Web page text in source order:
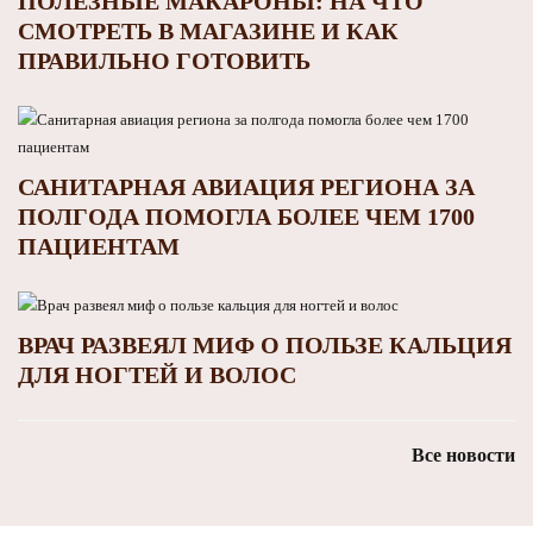
СМОТРЕТЬ В МАГАЗИНЕ И КАК
ПРАВИЛЬНО ГОТОВИТЬ
САНИТАРНАЯ АВИАЦИЯ РЕГИОНА ЗА
ПОЛГОДА ПОМОГЛА БОЛЕЕ ЧЕМ 1700
ПАЦИЕНТАМ
ВРАЧ РАЗВЕЯЛ МИФ О ПОЛЬЗЕ КАЛЬЦИЯ
ДЛЯ НОГТЕЙ И ВОЛОС
Все новости